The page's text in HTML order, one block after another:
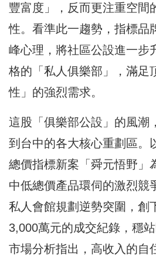
豐富度」，反而更注重空間
性。看準此一趨勢，指標品
峰心理，將社區公設進一步
格的「私人俱樂部」，滿足
性」的強烈需求。
這股「俱樂部公設」的風潮
到台中的各大核心重劃區。
總價指標新案「舜元悟野」
中低總價產品環伺的激烈競
私人會館規劃逆勢突圍，創
3,000萬元的成交紀錄，穩站
市場分析指出，高收入的自